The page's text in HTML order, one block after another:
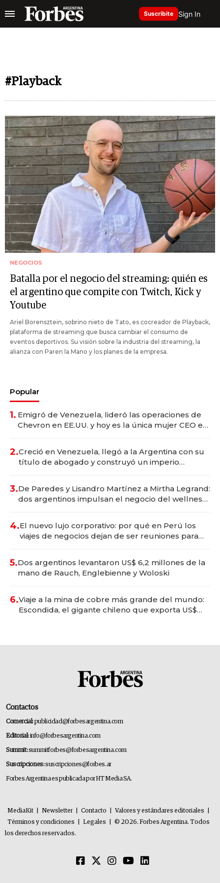
Suscribite Sign In
#Playback
NEGOCIOS
Batalla por el negocio del streaming: quién es
el argentino que compite con Twitch, Kick y
Youtube
Ariel Borensztein, sobrino nieto de Tato, es cocreador de Playback,
plataforma de streaming que busca cambiar el consumo de
eventos deportivos. Su visión sobre la industria del streaming, la
alianza con Paren la Mano y los planes de la empresa.
Popular
1. Emigró de Venezuela, lideró las operaciones de
Chevron en EE.UU. y hoy es la única mujer CEO en
2.Creció en Venezuela, llegó a la Argentina con su
título de abogado y construyó un imperio
3.De Paredes y Lisandro Martínez a Mirtha Legrand:
dos argentinos impulsan el negocio del wellness
4.El nuevo lujo corporativo: por qué en Perú los
viajes de negocios dejan de ser reuniones para
5.Dos argentinos levantaron US$ 6,2 millones de la
mano de Rauch, Englebienne y Woloski
6.Viaje a la mina de cobre más grande del mundo:
Escondida, el gigante chileno que exporta US$
Contactos
Comercial:publicidad@forbesargentina.com
Editorial:info@forbesargentina.com
Summit:summitforbes@forbesargentina.com
Suscripciones:suscripciones@forbes.ar
Forbes Argentina es publicada por HT Media SA.
MediaKit Newsletter Contacto Valores y estándares editoriales
Términos y condiciones
Legales
© 2026. Forbes Argentina. Todos
los derechos reservados.